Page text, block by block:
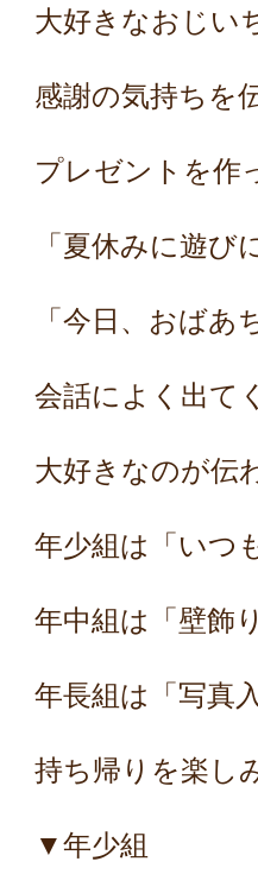
大好きなおじい
感謝の気持ちを
プレゼントを作
「夏休みに遊び
「今日、おば
会話によく出て
大好きなのが伝
年少組は「いつ
年中組は「壁飾
年長組は「写真
持ち帰りを楽し
▼年少組